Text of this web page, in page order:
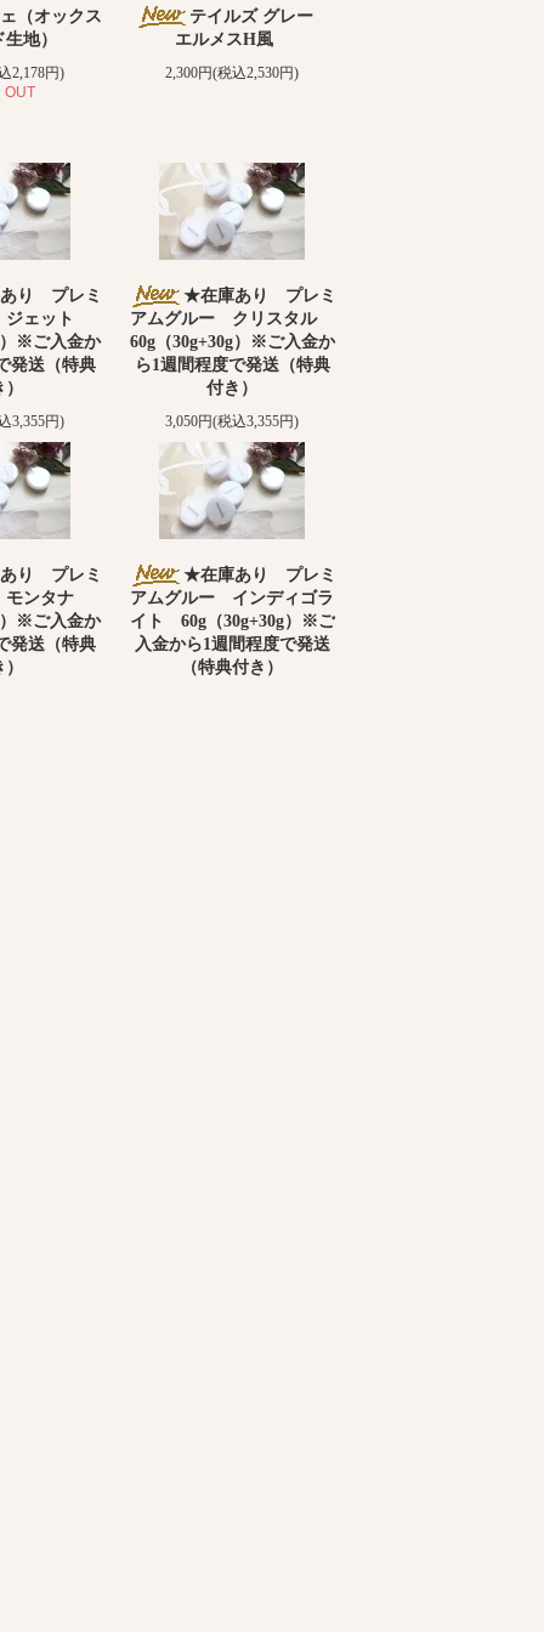
（オックス
地）
2,178円)
OUT
テイルズ グレー
エルメスH風
2,300円(税込2,530円)
り プレミ
ジェット
）※ご入金か
発送（特典
3,355円)
★在庫あり プレミ
アムグルー クリスタル
60g（30g+30g）※ご入金か
ら1週間程度で発送（特典
付き）
3,050円(税込3,355円)
り プレミ
モンタナ
）※ご入金か
発送（特典
★在庫あり プレミ
アムグルー インディゴラ
イト 60g（30g+30g）※ご
入金から1週間程度で発送
（特典付き）